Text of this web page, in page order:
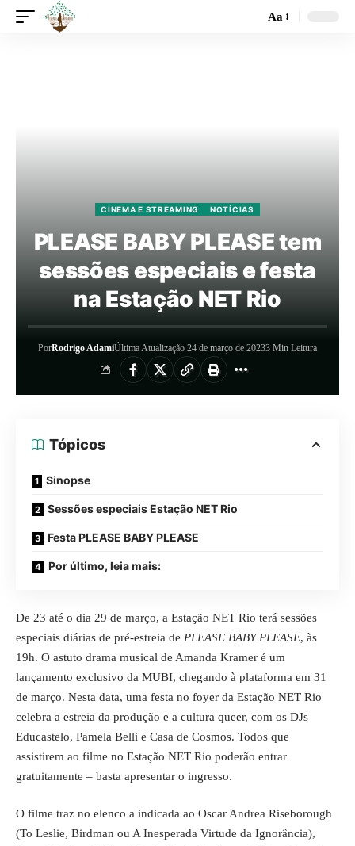
Aa
CINEMA E STREAMING NOTÍCIAS
PLEASE BABY PLEASE tem
sessões especiais e festa
na Estação NET Rio
PorRodrigo AdamiÚltima Atualização 24 de março de 20233 Min Leitura
Tópicos
Sinopse
Sessões especiais Estação NET Rio
Festa PLEASE BABY PLEASE
Por último, leia mais:
De 23 até o dia 29 de março, a Estação NET Rio terá sessões
especiais diárias de pré-estreia de PLEASE BABY PLEASE, às
19h. O astuto drama musical de Amanda Kramer é um
lançamento exclusivo da MUBI, chegando à plataforma em 31
de março. Nesta data, uma festa no foyer da Estação NET Rio
celebra a estreia da produção e a cultura queer, com os DJs
Educastelo, Pamela Belli e Casa de Cosmos. Todos que
assistirem ao filme no Estação NET Rio poderão entrar
gratuitamente – basta apresentar o ingresso.
O filme traz no elenco a indicada ao Oscar Andrea Riseborough
(To Leslie, Birdman ou A Inesperada Virtude da Ignorância),